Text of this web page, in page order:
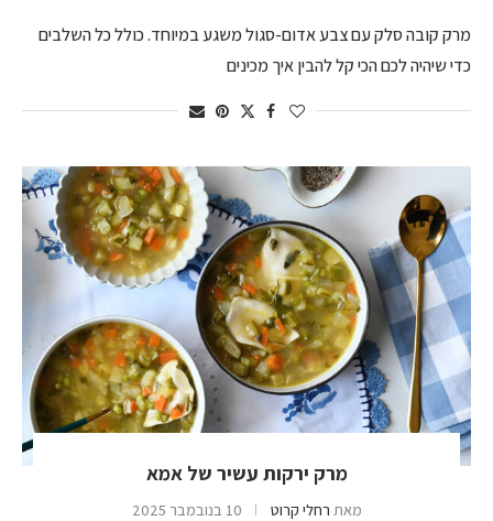
מרק קובה סלק עם צבע אדום-סגול משגע במיוחד. כולל כל השלבים
כדי שיהיה לכם הכי קל להבין איך מכינים
מרק ירקות עשיר של אמא
מאת רחלי קרוט 10 בנובמבר 2025